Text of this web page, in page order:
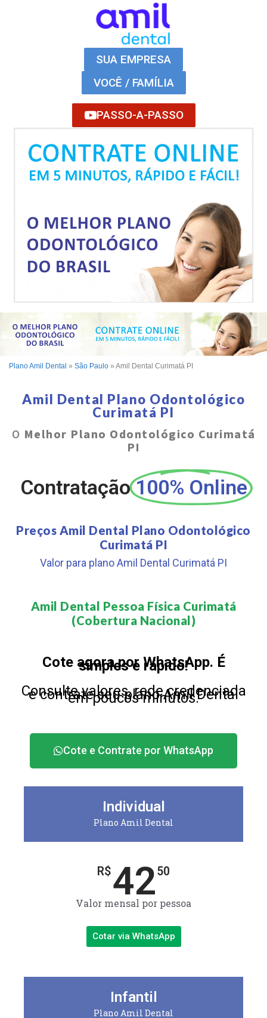
SUA EMPRESA
VOCÊ / FAMÍLIA
PASSO-A-PASSO
Plano Amil Dental » São Paulo » Amil Dental Curimatá PI
Amil Dental Plano Odontológico
Curimatá PI
O Melhor Plano Odontológico Curimatá
PI
Contratação 100% Online
Preços Amil Dental Plano Odontológico
Curimatá PI
Valor para plano Amil Dental Curimatá PI
Amil Dental Pessoa Física Curimatá
(Cobertura Nacional)​
Cote agora por WhatsApp. É
simples e rápido!
Consulte valores, rede credenciada
e contrate seu plano Amil Dental
em poucos minutos.
Cote e Contrate por WhatsApp
Individual
Plano Amil Dental
R$4250
Valor mensal por pessoa
Cotar via WhatsApp
Infantil
Plano Amil Dental